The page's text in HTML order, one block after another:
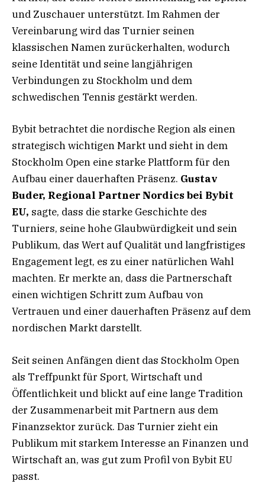
und Zuschauer unterstützt. Im Rahmen der
Vereinbarung wird das Turnier seinen
klassischen Namen zurückerhalten, wodurch
seine Identität und seine langjährigen
Verbindungen zu Stockholm und dem
schwedischen Tennis gestärkt werden.
Bybit betrachtet die nordische Region als einen
strategisch wichtigen Markt und sieht in dem
Stockholm Open eine starke Plattform für den
Aufbau einer dauerhaften Präsenz. Gustav
Buder, Regional Partner Nordics bei Bybit
EU, sagte, dass die starke Geschichte des
Turniers, seine hohe Glaubwürdigkeit und sein
Publikum, das Wert auf Qualität und langfristiges
Engagement legt, es zu einer natürlichen Wahl
machten. Er merkte an, dass die Partnerschaft
einen wichtigen Schritt zum Aufbau von
Vertrauen und einer dauerhaften Präsenz auf dem
nordischen Markt darstellt.
Seit seinen Anfängen dient das Stockholm Open
als Treffpunkt für Sport, Wirtschaft und
Öffentlichkeit und blickt auf eine lange Tradition
der Zusammenarbeit mit Partnern aus dem
Finanzsektor zurück. Das Turnier zieht ein
Publikum mit starkem Interesse an Finanzen und
Wirtschaft an, was gut zum Profil von Bybit EU
passt.